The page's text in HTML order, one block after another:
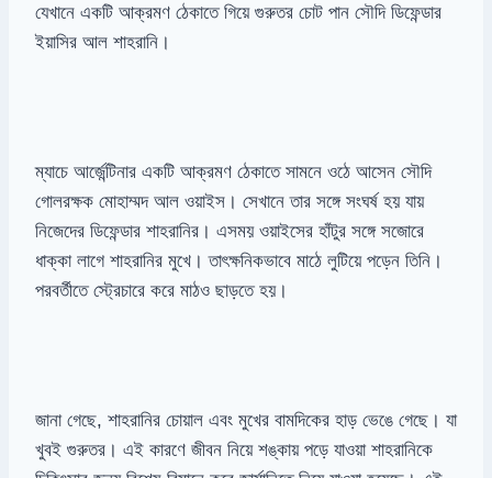
যেখানে একটি আক্রমণ ঠেকাতে গিয়ে গুরুতর চোট পান সৌদি ডিফেন্ডার
ইয়াসির আল শাহরানি।
ম্যাচে আর্জেন্টিনার একটি আক্রমণ ঠেকাতে সামনে ওঠে আসেন সৌদি
গোলরক্ষক মোহাম্মদ আল ওয়াইস। সেখানে তার সঙ্গে সংঘর্ষ হয় যায়
নিজেদের ডিফেন্ডার শাহরানির। এসময় ওয়াইসের হাঁটুর সঙ্গে সজোরে
ধাক্কা লাগে শাহরানির মুখে। তাৎক্ষনিকভাবে মাঠে লুটিয়ে পড়েন তিনি।
পরবর্তীতে স্ট্রেচারে করে মাঠও ছাড়তে হয়।
জানা গেছে, শাহরানির চোয়াল এবং মুখের বামদিকের হাড় ভেঙে গেছে। যা
খুবই গুরুতর। এই কারণে জীবন নিয়ে শঙ্কায় পড়ে যাওয়া শাহরানিকে